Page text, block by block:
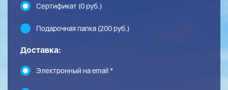
Сертификат (0 руб.)
Подарочная папка (200 руб.)
Доставка:
Электронный на email *